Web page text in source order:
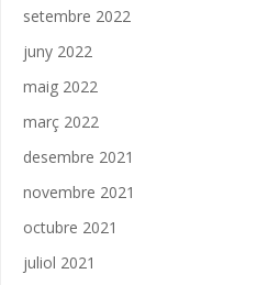
setembre 2022
juny 2022
maig 2022
març 2022
desembre 2021
novembre 2021
octubre 2021
juliol 2021